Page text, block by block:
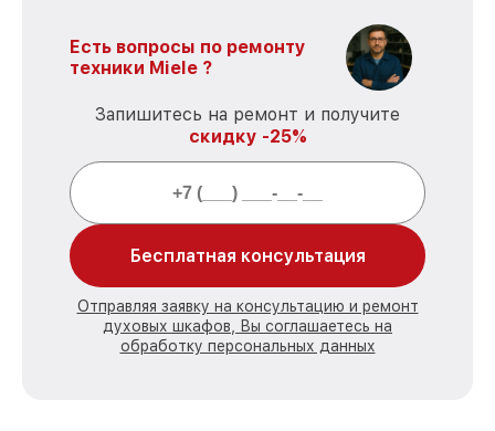
Есть вопросы по ремонту
техники Miele ?
Запишитесь на ремонт и получите
скидку -25%
Бесплатная консультация
Отправляя заявку на консультацию и ремонт
духовых шкафов, Вы соглашаетесь на
обработку персональных данных